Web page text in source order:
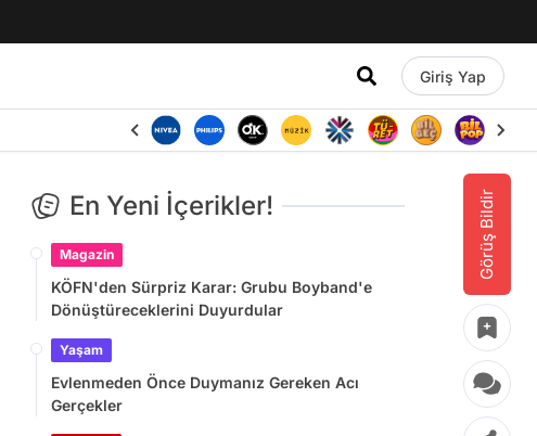
Giriş Yap
Görüş Bildir
En Yeni İçerikler!
Magazin
KÖFN'den Sürpriz Karar: Grubu Boyband'e
Dönüştüreceklerini Duyurdular
Yaşam
Evlenmeden Önce Duymanız Gereken Acı
Gerçekler